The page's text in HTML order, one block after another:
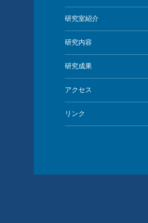
研究室紹介
研究内容
研究成果
アクセス
リンク